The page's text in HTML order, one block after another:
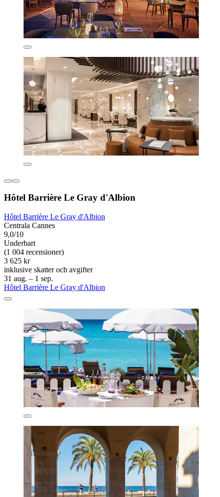
Hôtel Barrière Le Gray d'Albion
Hôtel Barrière Le Gray d'Albion
Centrala Cannes
9,0/10
Underbart
(1 004 recensioner)
3 625 kr
inklusive skatter och avgifter
31 aug. – 1 sep.
Hôtel Barrière Le Gray d'Albion